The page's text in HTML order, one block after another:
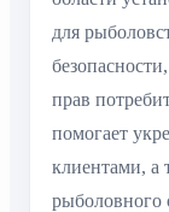
для
прав
помогает
клиентами, а
рыболовного